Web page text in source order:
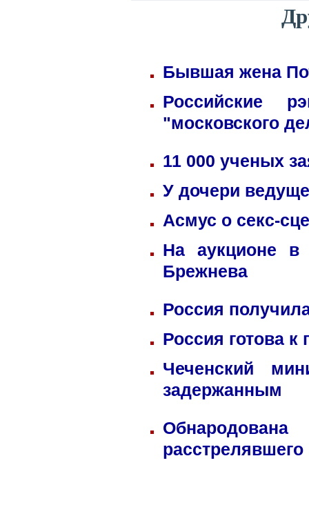
Бывшая жена
Российские
"московского
11 000 ученых
У дочери
Асмус о секс-
На аукционе в
Брежнева
Россия
Россия готова к
Чеченский
задержанным